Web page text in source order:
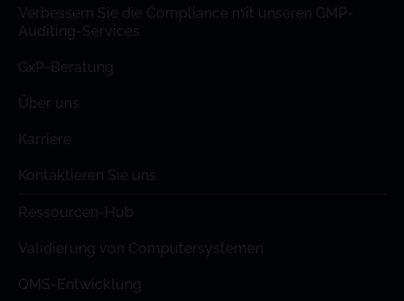
Verbessern Sie die Compliance mit unseren GMP-
Auditing-Services
GxP-Beratung
Über uns
Karriere
Kontaktieren Sie uns
Ressourcen-Hub
Validierung von Computersystemen
QMS-Entwicklung